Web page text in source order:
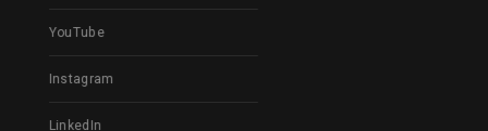
YouTube
Instagram
LinkedIn